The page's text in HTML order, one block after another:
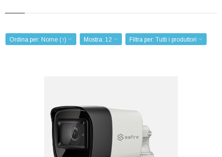
Ordina per: Nome (↑) Mostra: 12 Filtra per: Tutti i produttori
VTSFB0228P4N1
Peso (kg): 3,000
Produttore:
SAFIRE